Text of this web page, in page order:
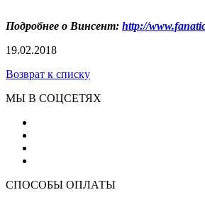
Подробнее о Винсент: http://
19.02.2018
Возврат к списку
МЫ В СОЦСЕТЯХ
СПОСОБЫ ОПЛАТЫ